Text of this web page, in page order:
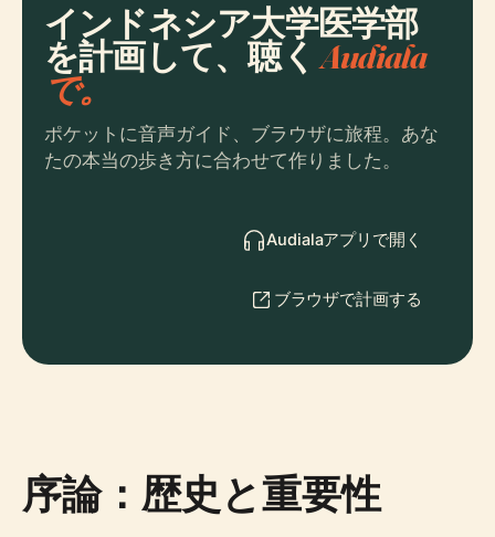
インドネシア大学医学部
を計画して、聴くAudiala
で。
ポケットに音声ガイド、ブラウザに旅程。あな
たの本当の歩き方に合わせて作りました。
Audialaアプリで開く
ブラウザで計画する
序論：歴史と重要性